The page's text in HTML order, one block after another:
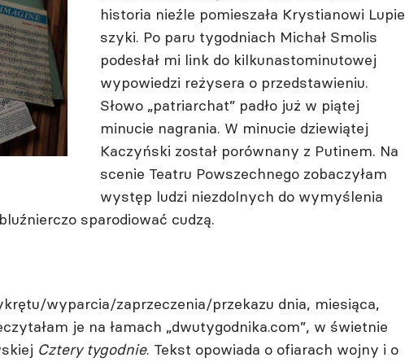
historia nieźle pomieszała Krystianowi Lupie
szyki. Po paru tygodniach Michał Smolis
podesłał mi link do kilkunastominutowej
wypowiedzi reżysera o przedstawieniu.
Słowo „patriarchat” padło już w piątej
minucie nagrania. W minucie dziewiątej
Kaczyński został porównany z Putinem. Na
scenie Teatru Powszechnego zobaczyłam
występ ludzi niezdolnych do wymyślenia
sparodiować cudzą.
wyparcia/zaprzeczenia/przekazu dnia, miesiąca,
je na łamach „dwutygodnika.com”, w świetnie
Cztery tygodnie. Tekst opowiada o ofiarach wojny i o